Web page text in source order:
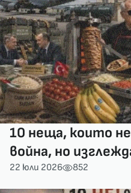
10 неща, които
война, но
22 юли 2026 852